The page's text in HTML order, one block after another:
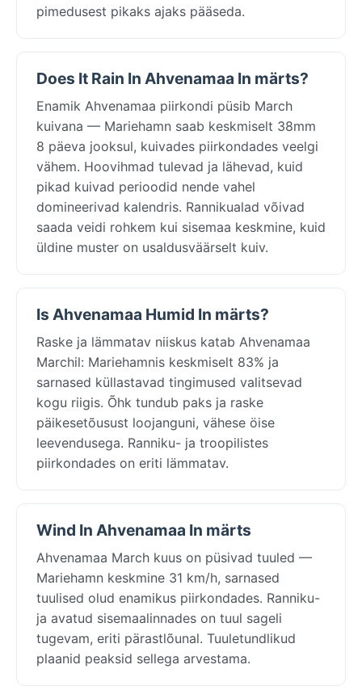
pimedusest pikaks ajaks pääseda.
Does It Rain In Ahvenamaa In märts?
Enamik Ahvenamaa piirkondi püsib March
kuivana — Mariehamn saab keskmiselt 38mm
8 päeva jooksul, kuivades piirkondades veelgi
vähem. Hoovihmad tulevad ja lähevad, kuid
pikad kuivad perioodid nende vahel
domineerivad kalendris. Rannikualad võivad
saada veidi rohkem kui sisemaa keskmine, kuid
üldine muster on usaldusväärselt kuiv.
Is Ahvenamaa Humid In märts?
Raske ja lämmatav niiskus katab Ahvenamaa
Marchil: Mariehamnis keskmiselt 83% ja
sarnased küllastavad tingimused valitsevad
kogu riigis. Õhk tundub paks ja raske
päikesetõusust loojanguni, vähese öise
leevendusega. Ranniku- ja troopilistes
piirkondades on eriti lämmatav.
Wind In Ahvenamaa In märts
Ahvenamaa March kuus on püsivad tuuled —
Mariehamn keskmine 31 km/h, sarnased
tuulised olud enamikus piirkondades. Ranniku-
ja avatud sisemaalinnades on tuul sageli
tugevam, eriti pärastlõunal. Tuuletundlikud
plaanid peaksid sellega arvestama.